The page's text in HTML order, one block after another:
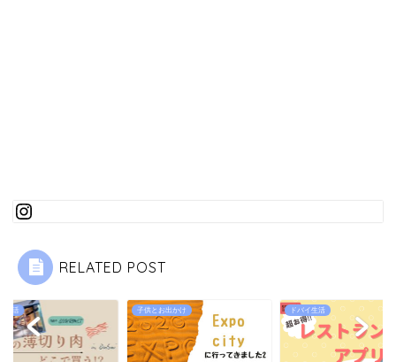
RELATED POST
生活 子供とお出かけ ドバイ生活